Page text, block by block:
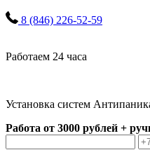
8 (846) 226-52-59
Работаем 24 часа
Установка систем
Работа от 3000 рублей +